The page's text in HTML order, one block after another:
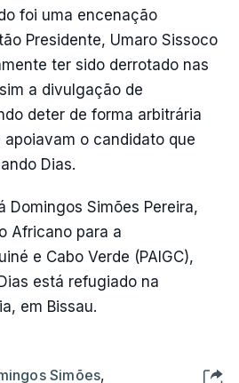
foi uma encenação
Presidente, Umaro Sissoco
ter sido derrotado nas
a divulgação de
deter de forma arbitrária
o candidato que
Dias.
Domingos Simões Pereira,
Africano para a
e Cabo Verde (PAIGC),
está refugiado na
em Bissau.
Simões,